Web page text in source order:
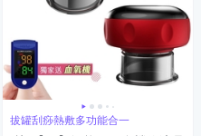
拔罐刮痧熱敷多功能合一